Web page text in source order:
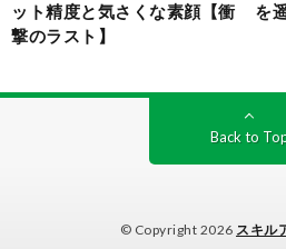
ット精度と気さくな素顔【衝
撃のラスト】
を
Back to
© Copyright 2026 スキル